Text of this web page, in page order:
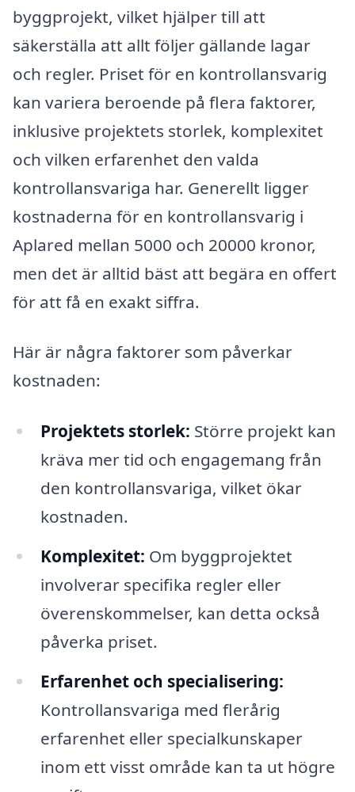
byggprojekt, vilket hjälper till att
säkerställa att allt följer gällande lagar
och regler. Priset för en kontrollansvarig
kan variera beroende på flera faktorer,
inklusive projektets storlek, komplexitet
och vilken erfarenhet den valda
kontrollansvariga har. Generellt ligger
kostnaderna för en kontrollansvarig i
Aplared mellan 5000 och 20000 kronor,
men det är alltid bäst att begära en offert
för att få en exakt siffra.
Här är några faktorer som påverkar
kostnaden:
Projektets storlek: Större projekt kan
kräva mer tid och engagemang från
den kontrollansvariga, vilket ökar
kostnaden.
Komplexitet: Om byggprojektet
involverar specifika regler eller
överenskommelser, kan detta också
påverka priset.
Erfarenhet och specialisering:
Kontrollansvariga med flerårig
erfarenhet eller specialkunskaper
inom ett visst område kan ta ut högre